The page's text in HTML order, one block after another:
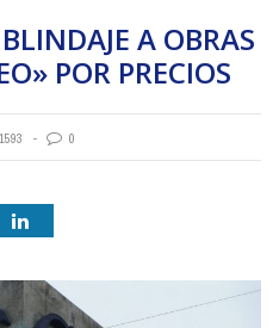
A OBRAS
POR PRECIOS
1593 0